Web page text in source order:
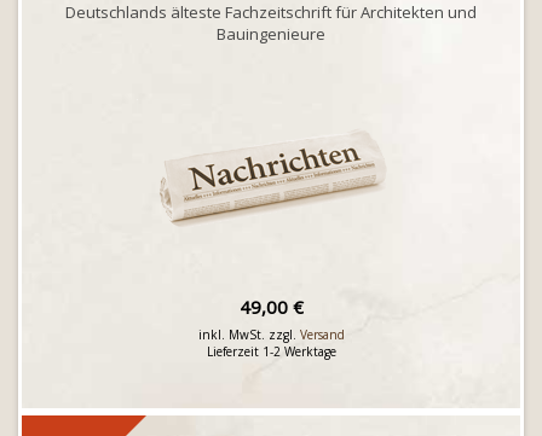
Deutschlands älteste Fachzeitschrift für Architekten und
Bauingenieure
49,00 €
inkl. MwSt. zzgl. Versand
Lieferzeit 1-2 Werktage